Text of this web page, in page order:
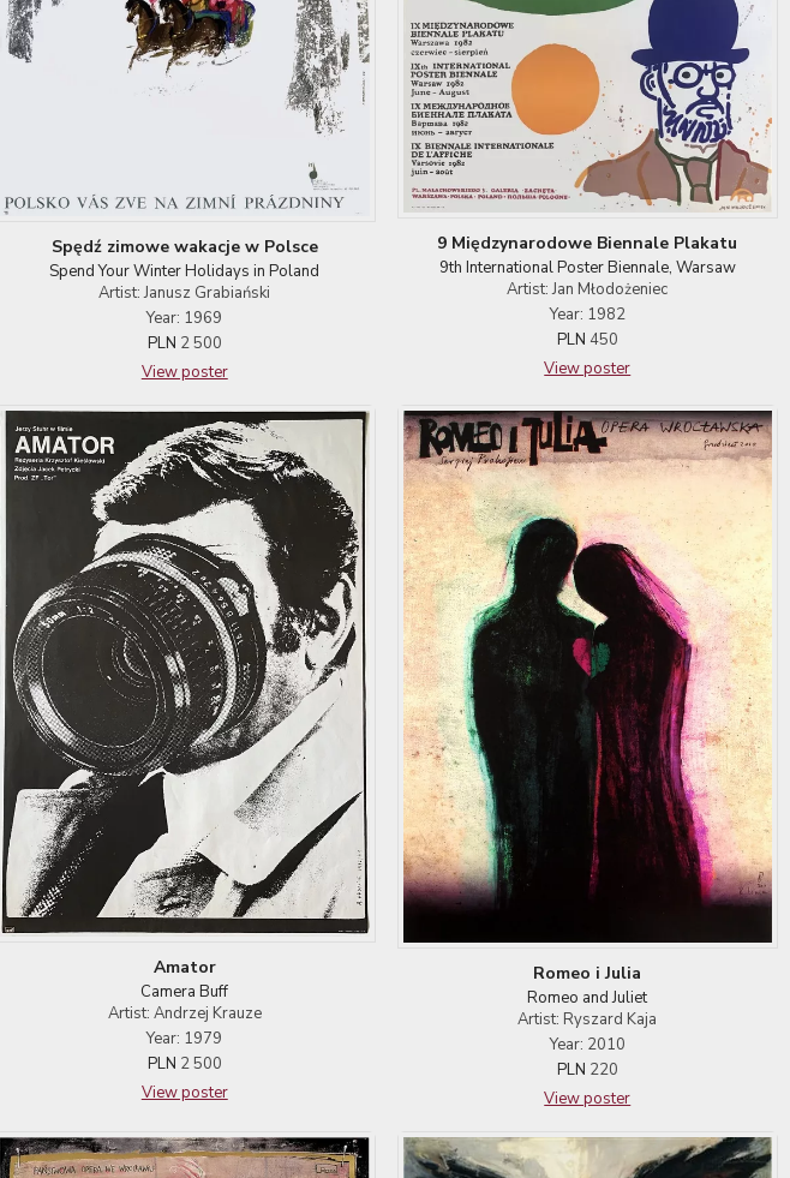
Spędź zimowe wakacje w Polsce
Spend Your Winter Holidays in Poland
Artist: Janusz Grabiański
Year: 1969
PLN 2 500
View poster
9 Międzynarodowe Biennale Plakatu
9th International Poster Biennale, Warsaw
Artist: Jan Młodożeniec
Year: 1982
PLN 450
View poster
Amator
Camera Buff
Artist: Andrzej Krauze
Year: 1979
PLN 2 500
View poster
Romeo i Julia
Romeo and Juliet
Artist: Ryszard Kaja
Year: 2010
PLN 220
View poster